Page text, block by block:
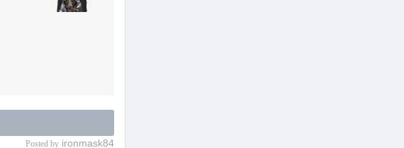
Posted byironmask84